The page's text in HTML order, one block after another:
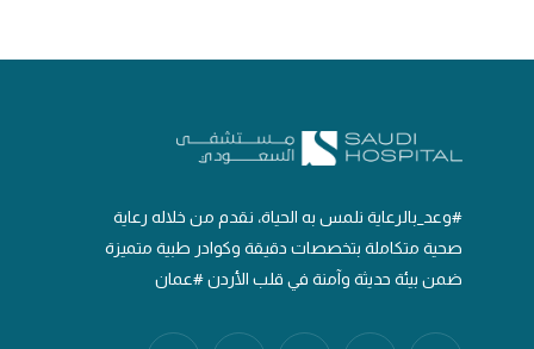
#وعد_بالرعاية نلمس به الحياة، نقدم من خلاله رعاية
صحية متكاملة بتخصصات دقيقة وكوادر طبية متميزة
ضمن بيئة حديثة وآمنة في قلب الأردن #عمان